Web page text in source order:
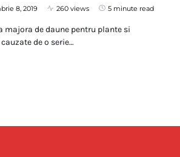
8, 2019 260 views 5 minute read
majora de daune pentru plante si
de o serie…